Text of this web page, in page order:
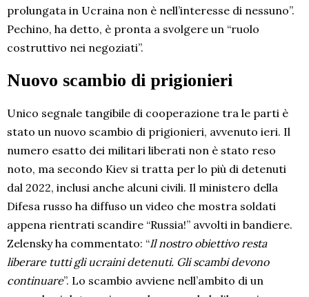
prolungata in Ucraina non è nell’interesse di nessuno”.
Pechino, ha detto, è pronta a svolgere un “ruolo
costruttivo nei negoziati”.
Nuovo scambio di prigionieri
Unico segnale tangibile di cooperazione tra le parti è
stato un nuovo scambio di prigionieri, avvenuto ieri. Il
numero esatto dei militari liberati non è stato reso
noto, ma secondo Kiev si tratta per lo più di detenuti
dal 2022, inclusi anche alcuni civili. Il ministero della
Difesa russo ha diffuso un video che mostra soldati
appena rientrati scandire “Russia!” avvolti in bandiere.
Zelensky ha commentato: “Il nostro obiettivo resta
liberare tutti gli ucraini detenuti. Gli scambi devono
continuare”. Lo scambio avviene nell’ambito di un